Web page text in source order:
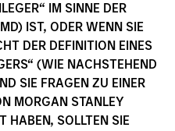
IM SINNE DER
IST, ODER WENN SIE
DER DEFINITION EINES
(WIE NACHSTEHEND
SIE FRAGEN ZU EINER
MORGAN STANLEY
HABEN, SOLLTEN SIE